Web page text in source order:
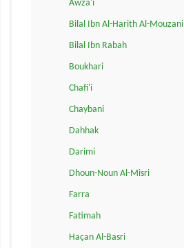
Awza'i
Bilal Ibn Al-Harith Al-Mouzani
Bilal Ibn Rabah
Boukhari
Chafi'i
Chaybani
Dahhak
Darimi
Dhoun-Noun Al-Misri
Farra
Fatimah
Haçan Al-Basri